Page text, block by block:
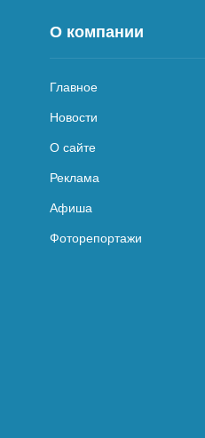
О компании
Главное
Новости
О сайте
Реклама
Афиша
Фоторепортажи